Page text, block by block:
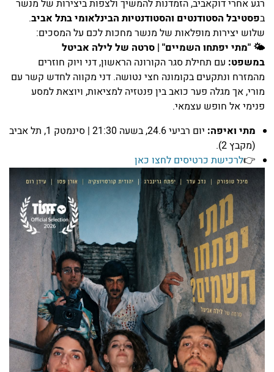
רגע אחרי דוקאביב, הזמדנות להמשיך ולצפות ביצירות של מנשר
בפסטיבל הסטודנטים והסטודנטיות הבינלאומי בתל אביב.
שלוש יצירות מופלאות של מנשר מחכות לכם על המסכים:
🌤️ "מתי יפתחו השמיים" | סרטה של לילה אביטל
במשפט: עם תחילת סגר הקורונה הראשון, דני ויוק חוזרים
מהמזרח ונתקעים בקומונה חצי נטושה. דני מקווה לחדש קשר עם
מורי, אך מגלה פער כואב בין פנטזיה למציאות, ויוצאת למסע
פנימי אל חופש עצמאי.
מתי ואיפה:
יום רביעי 24.6, בשעה 21:30 | סינמטק 1, תל אביב
(מקבץ 2).
👉לרכישת כרטיסים לחצו כאן